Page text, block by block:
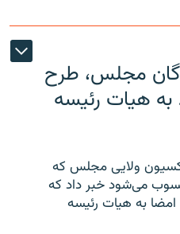
مجلس، طرح
به هیات رئیسه
ولایی مجلس که
می‌شود خبر داد که
طرح استیضاح وزیر اقتصاد با ۹۰ امضا به هیات رئیسه